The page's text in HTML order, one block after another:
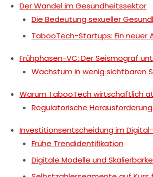
Der Wandel im Gesundheitssektor
Die Bedeutung sexueller
TabooTech-Startups: Ein neuer
Frühphasen-VC: Der Seismograf
Wachstum in wenig sichtbaren
Warum TabooTech wirtschaftlich
Regulatorische
Investitionsentscheidung im
Frühe Trendidentifikation
Digitale Modelle und